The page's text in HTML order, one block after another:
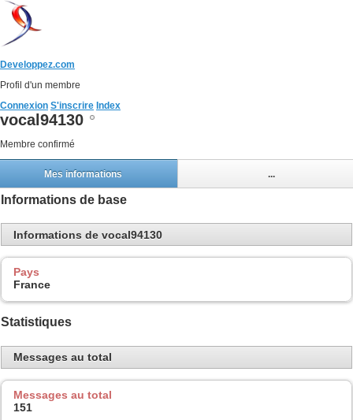
Developpez.com
Profil d'un membre
Connexion S'inscrire Index
vocal94130
Membre confirmé
Mes informations ...
Informations de base
Informations de vocal94130
Pays
France
Statistiques
Messages au total
Messages au total
151